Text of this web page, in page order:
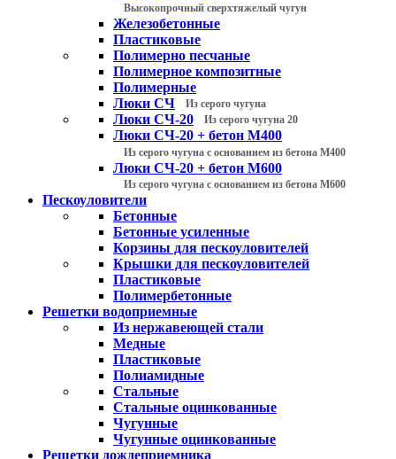
Высокопрочный сверхтяжелый чугун
Железобетонные
Пластиковые
Полимерно песчаные
Полимерное композитные
Полимерные
Люки СЧ
Из серого чугуна
Люки СЧ-20 Из серого чугуна 20
Люки СЧ-20 + бетон М400
Из серого чугуна с основанием из бетона М400
Люки СЧ-20 + бетон М600
Из серого чугуна с основанием из бетона М600
Пескоуловители
Бетонные
Бетонные усиленные
Корзины для пескоуловителей
Крышки для пескоуловителей
Пластиковые
Полимербетонные
Решетки водоприемные
Из нержавеющей стали
Медные
Пластиковые
Полиамидные
Стальные
Стальные оцинкованные
Чугунные
Чугунные оцинкованные
Решетки дождеприемника